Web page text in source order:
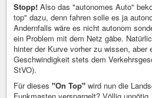
Stopp! Also das "autonomes Auto"
top" dazu, denn fahren solle es ja
Andernfalls wäre es nicht autonom
ein Problem mit dem Netz gäbe.
hinter der Kurve vorher zu wissen,
Geschwindigkeit stets dem
StVO).
Für dieses "On Top" wird nun die